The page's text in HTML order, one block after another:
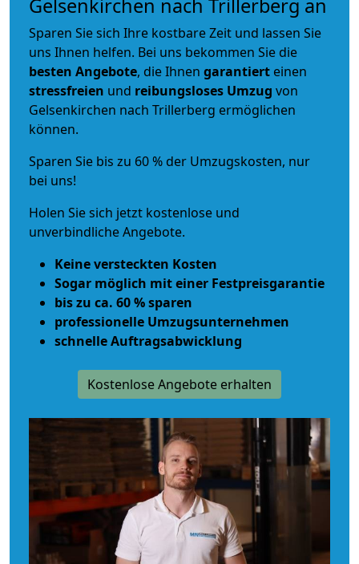
Gelsenkirchen nach Trillerberg an
Sparen Sie sich Ihre kostbare Zeit und lassen Sie
uns Ihnen helfen. Bei uns bekommen Sie die
besten Angebote, die Ihnen garantiert einen
stressfreien und reibungsloses Umzug von
Gelsenkirchen nach Trillerberg ermöglichen
können.
Sparen Sie bis zu 60 % der Umzugskosten, nur
bei uns!
Holen Sie sich jetzt kostenlose und
unverbindliche Angebote.
Keine versteckten Kosten
Sogar möglich mit einer Festpreisgarantie
bis zu ca. 60 % sparen
professionelle Umzugsunternehmen
schnelle Auftragsabwicklung
Kostenlose Angebote erhalten